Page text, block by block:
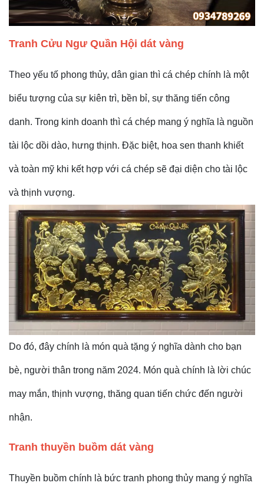
Tranh Cửu Ngư Quần Hội dát vàng
Theo yếu tố phong thủy, dân gian thì cá chép chính là một
biểu tượng của sự kiên trì, bền bỉ, sự thăng tiến công
danh. Trong kinh doanh thì cá chép mang ý nghĩa là nguồn
tài lộc dồi dào, hưng thịnh. Đặc biệt, hoa sen thanh khiết
và toàn mỹ khi kết hợp với cá chép sẽ đại diện cho tài lộc
và thịnh vượng.
Do đó, đây chính là món quà tặng ý nghĩa dành cho bạn
bè, người thân trong năm 2024. Món quà chính là lời chúc
may mắn, thịnh vượng, thăng quan tiến chức đến người
nhận.
Tranh thuyền buồm dát vàng
Thuyền buồm chính là bức tranh phong thủy mang ý nghĩa